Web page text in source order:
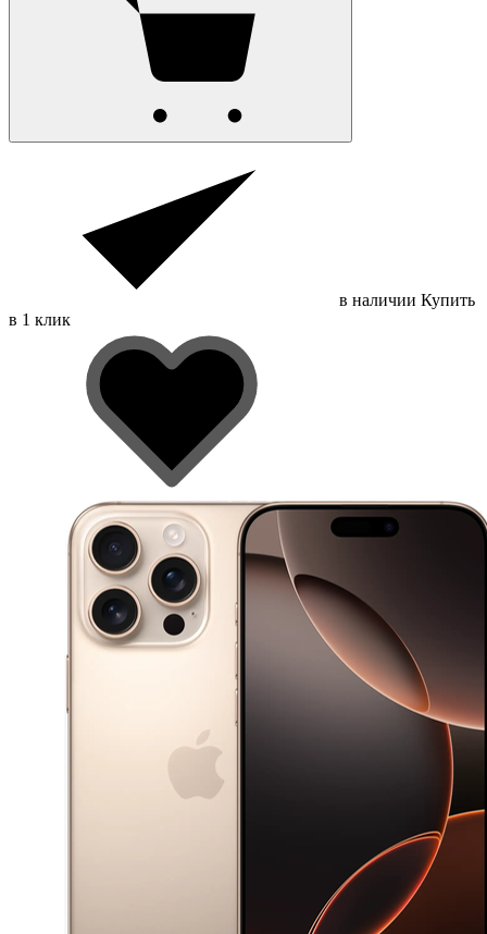
в наличии Купить
в 1 клик